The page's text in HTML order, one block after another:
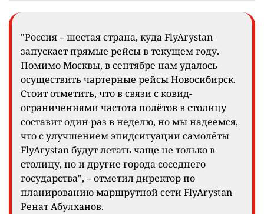
"Россия – шестая страна, куда FlyArystan
запускает прямые рейсы в текущем году.
Помимо Москвы, в сентябре нам удалось
осуществить чартерные рейсы Новосибирск.
Стоит отметить, что в связи с ковид-
ограничениями частота полётов в столицу
составит один раз в неделю, но мы надеемся,
что с улучшением эпидситуации самолёты
FlyArystan будут летать чаще не только в
столицу, но и другие города соседнего
государства", – отметил директор по
планированию маршрутной сети FlyArystan
Ренат Абулханов.